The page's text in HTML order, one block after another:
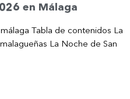
en Málaga
Tabla de contenidos La
La Noche de San